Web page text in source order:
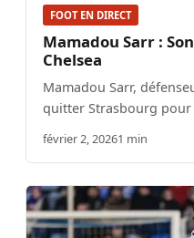
FOOT EN DIRECT
Mamadou Sarr :
Chelsea
Mamadou Sarr,
quitter Strasbourg pour
février 2, 20261 min